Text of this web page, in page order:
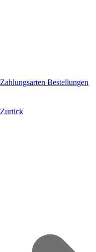
Zahlungsarten Bestellungen
Zurück